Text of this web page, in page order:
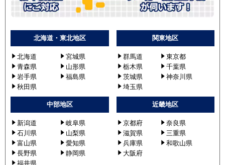
北海道・東北地区
北海道
宮城県
青森県
山形県
岩手県
福島県
秋田県
関東地区
群馬道
東京都
栃木県
千葉県
茨城県
神奈川県
埼玉県
中部地区
新潟道
岐阜県
石川県
山梨県
富山県
愛知県
長野県
静岡県
福井県
近畿地区
京都府
奈良県
滋賀県
三重県
兵庫県
和歌山県
大阪府